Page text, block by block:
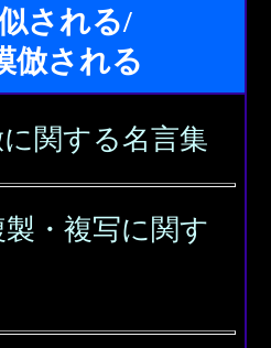
される/
される
関する名言集
・複写に関す